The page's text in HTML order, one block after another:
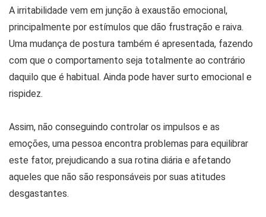
A irritabilidade vem em junção à exaustão emocional,
principalmente por estímulos que dão frustração e raiva.
Uma mudança de postura também é apresentada, fazendo
com que o comportamento seja totalmente ao contrário
daquilo que é habitual. Ainda pode haver surto emocional e
rispidez.
Assim, não conseguindo controlar os impulsos e as
emoções, uma pessoa encontra problemas para equilibrar
este fator, prejudicando a sua rotina diária e afetando
aqueles que não são responsáveis por suas atitudes
desgastantes.